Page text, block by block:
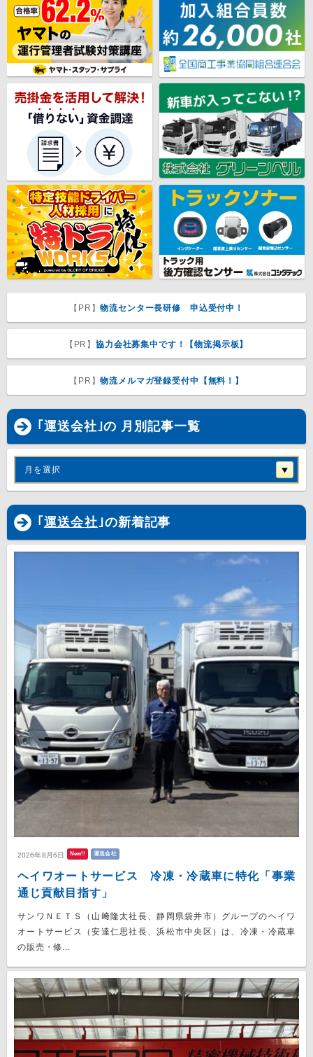
【PR】物流センター長研修 申込受付中！
【PR】協力会社募集中です！【物流掲示板】
【PR】物流メルマガ登録受付中【無料！】
｢運送会社｣の 月別記事一覧
月を選択
｢ 運送会社｣の新着記事
2026年8月6日 New!! 運送会社
ヘイワオートサービス 冷凍・冷蔵車に特化「事業
通じ貢献目指す」
サンワＮＥＴＳ（山﨑隆太社長、静岡県袋井市）グループのヘイワ
オートサービス（安達仁思社長、浜松市中央区）は、冷凍・冷蔵車
の販売・修...